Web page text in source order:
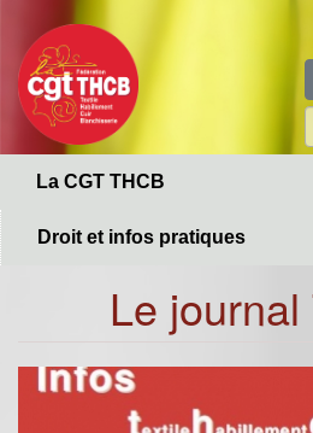
contenu
principal
La CGT THCB
Droit et infos pratiques
Le